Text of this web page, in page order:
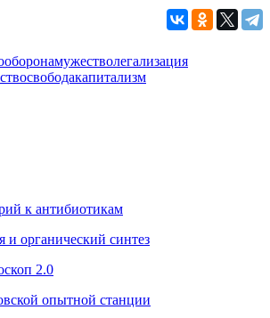
мужестволегализация
свободакапитализм
к антибиотикам
и органический синтез
2.0
опытной станции